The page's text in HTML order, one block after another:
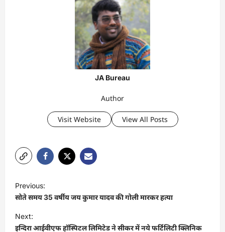
JA Bureau
Author
Visit Website View All Posts
o
s
t
Previous:
सोते समय 35 वर्षीय जय कुमार यादव की गोली मारकर हत्या
Next:
इन्दिरा आईवीएफ हॉस्पिटल लिमिटेड ने सीकर में नये फर्टिलिटी क्लिनिक